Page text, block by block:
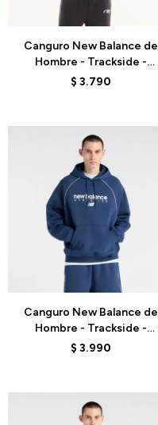
Canguro New Balance de
Hombre - Trackside -
MT62W318BK - BLACK
$ 3.790
Canguro New Balance de
Hombre - Trackside -
MT611629NNY - BLUE
$ 3.990